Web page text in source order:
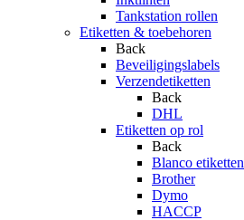
Tankstation rollen
Etiketten & toebehoren
Back
Beveiligingslabels
Verzendetiketten
Back
DHL
Etiketten op rol
Back
Blanco etiketten
Brother
Dymo
HACCP